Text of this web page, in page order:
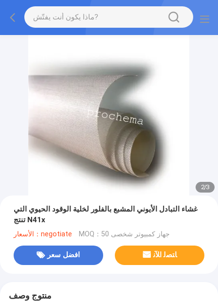
2/3
غشاء التبادل الأيوني المشبع بالفلور لخلية الوقود الحيوي التي
تنتج N41x
الأسعار：negotiate MOQ：50 جهاز كمبيوتر شخصى
افضل سعر ﺎﺘﺼﻟ ﺍﻶﻧ
منتوج وصف